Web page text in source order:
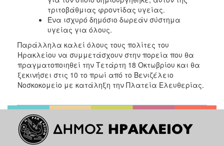
ΑΝΘΕΚΤΙΚΗ
ΠΟΛΗ
τριτοβάθμιας φροντίδας υγείας.
Ένα ισχυρό δημόσιο δωρεάν σύστημα
υγείας για όλους.
Παράλληλα καλεί όλους τους πολίτες του
Ηρακλείου να συμμετάσχουν στην πορεία που θα
πραγματοποιηθεί την Τετάρτη 18 Οκτωβρίου και θα
ξεκινήσει στις 10 το πρωί από το Βενιζέλειο
Νοσκοκομείο με κατάληξη την Πλατεία Ελευθερίας.